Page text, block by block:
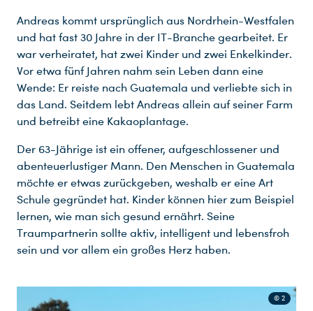
Andreas kommt ursprünglich aus Nordrhein-Westfalen
und hat fast 30 Jahre in der IT-Branche gearbeitet. Er
war verheiratet, hat zwei Kinder und zwei Enkelkinder.
Vor etwa fünf Jahren nahm sein Leben dann eine
Wende: Er reiste nach Guatemala und verliebte sich in
das Land. Seitdem lebt Andreas allein auf seiner Farm
und betreibt eine Kakaoplantage.
Der 63-Jährige ist ein offener, aufgeschlossener und
abenteuerlustiger Mann. Den Menschen in Guatemala
möchte er etwas zurückgeben, weshalb er eine Art
Schule gegründet hat. Kinder können hier zum Beispiel
lernen, wie man sich gesund ernährt. Seine
Traumpartnerin sollte aktiv, intelligent und lebensfroh
sein und vor allem ein großes Herz haben.
© 2